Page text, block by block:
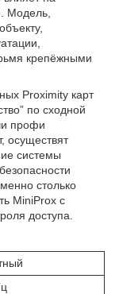
Модель,
крепёжными
Proximity карт
по сходной
профи
осуществят
системы
столько
MiniProx с
доступа.